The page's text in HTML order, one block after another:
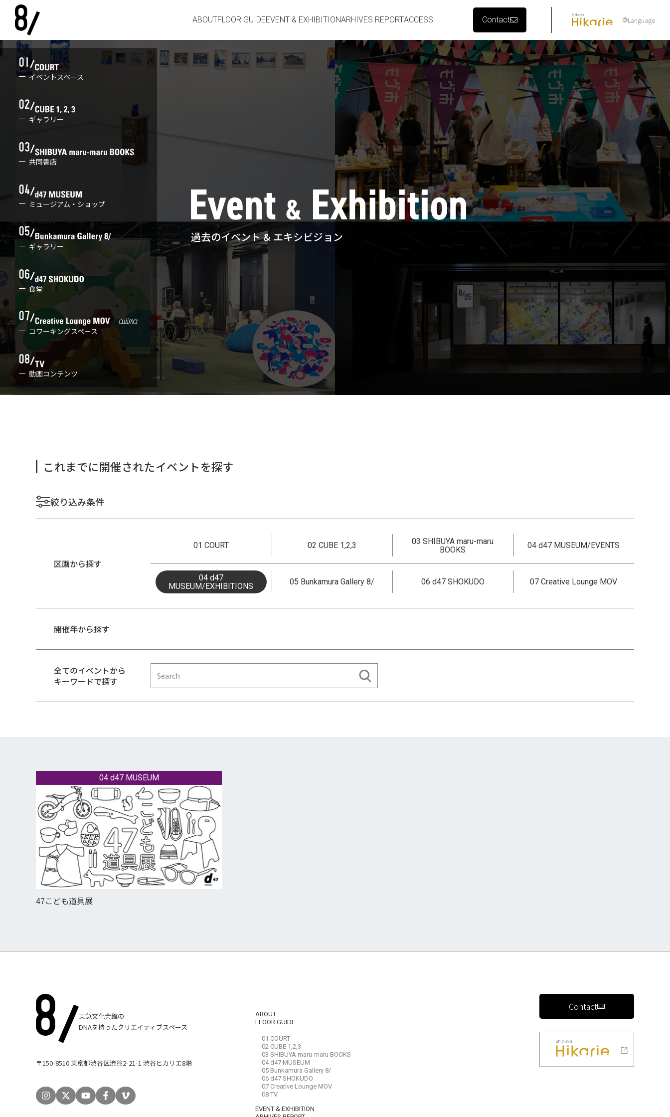
Language
Contact
ABOUTFLOOR GUIDEEVENT & EXHIBITIONARHIVES REPORTACCESS
イベントスペース
ギャラリー
共同書店
ミュージアム・ショップ
ギャラリー
食堂
コワーキングスペース
動画コンテンツ
過去のイベント & エキシビジョン
これまでに開催されたイベントを探す
絞り込み条件
区画から探す
01 COURT 02 CUBE 1,2,3
03 SHIBUYA maru-maru
BOOKS
04 d47 MUSEUM/EVENTS
04 d47
MUSEUM/EXHIBITIONS
05 Bunkamura Gallery 8/ 06 d47 SHOKUDO 07 Creative Lounge MOV
開催年から探す
全てのイベントから
キーワードで探す
04 d47 MUSEUM
47こども道具展
東急文化会館の
DNAを持ったクリエイティブスペース
〒150-8510 東京都渋谷区渋谷2-21-1 渋谷ヒカリエ8階
Contact
ABOUT
FLOOR GUIDE
01 COURT
02 CUBE 1,2,3
03 SHIBUYA maru-maru BOOKS
04 d47 MUSEUM
05 Bunkamura Gallery 8/
06 d47 SHOKUDO
07 Creative Lounge MOV
08 TV
EVENT & EXHIBITION